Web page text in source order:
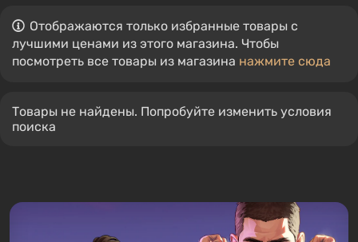
Отображаются только избранные товары с
лучшими ценами из этого магазина. Чтобы
посмотреть все товары из магазина нажмите сюда
Товары не найдены. Попробуйте изменить условия
поиска